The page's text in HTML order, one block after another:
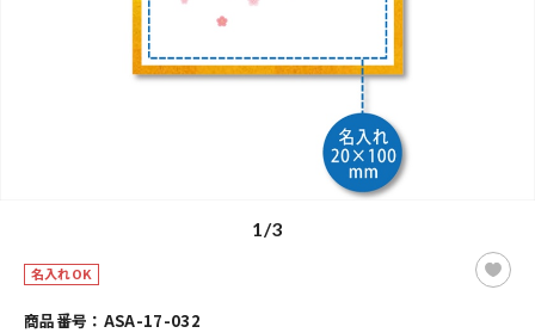
1/3
名入れOK
商品番号：ASA-17-032